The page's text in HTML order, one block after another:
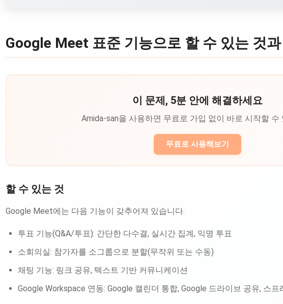
Google Meet 표준 기능으로 할 수 있는 것
이 문제, 5분 안에 해결하세요
Amida-san을 사용하면 무료로 가입 없이 바로 시작할 수
무료로 사용해보기
할 수 있는 것
Google Meet에는 다음 기능이 갖추어져 있습니다.
투표 기능(Q&A/투표): 간단한 다수결, 실시간 집계, 익명 투표
소회의실: 참가자를 소그룹으로 분할(무작위 또는 수동)
채팅 기능: 링크 공유, 텍스트 기반 커뮤니케이션
Google Workspace 연동: Google 캘린더 통합, Google 드라이브 공유, 스